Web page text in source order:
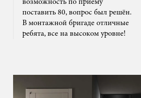
возможность по приему
поставить 80, вопрос был решён.
В монтажной бригаде отличные
ребята, все на высоком уровне!